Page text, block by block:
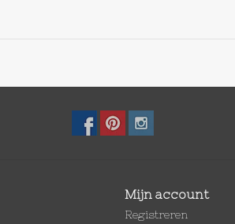
Mijn account
Registreren